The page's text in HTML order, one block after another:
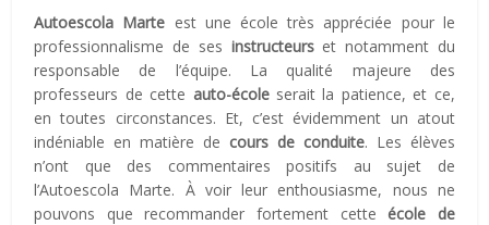
Autoescola Marte est une école très appréciée pour le
professionnalisme de ses instructeurset notamment du
responsable de l’équipe. La qualité majeure des
professeurs de cette auto-écoleserait la patience, et ce,
en toutes circonstances. Et, c’est évidemment un atout
indéniable en matière de cours de conduite. Les élèves
n’ont que des commentaires positifs au sujet de
l’Autoescola Marte. À voir leur enthousiasme, nous ne
pouvons que recommander fortement cette école de